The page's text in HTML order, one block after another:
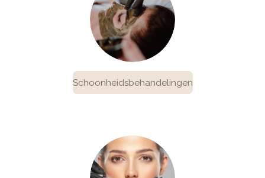
Schoonheidsbehandelingen